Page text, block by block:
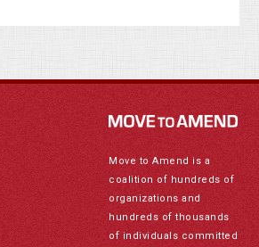
Move to Amend is a
coalition of hundreds of
organizations and
hundreds of thousands
of individuals committed